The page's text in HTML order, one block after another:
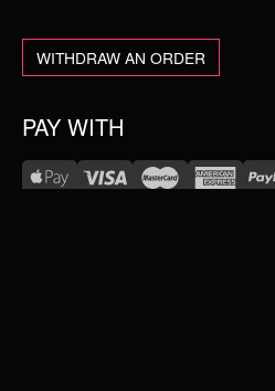
WITHDRAW AN ORDER
PAY WITH